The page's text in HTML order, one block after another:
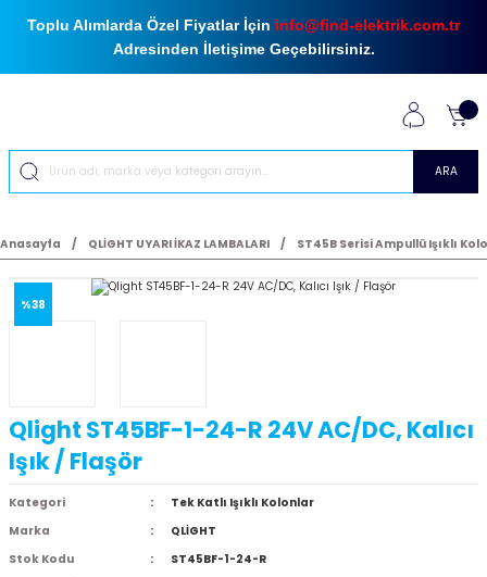
Toplu Alımlarda Özel Fiyatlar İçin info@find-elektrik.com.tr
Adresinden İletişime Geçebilirsiniz.
ARA
Anasayfa QLİGHT UYARI İKAZ LAMBALARI ST45B Serisi Ampullü Işıklı
%38
Qlight ST45BF-1-24-R 24V AC/DC, Kalıcı
Işık / Flaşör
Kategori
Tek Katlı Işıklı Kolonlar
Marka
QLİGHT
Stok Kodu
ST45BF-1-24-R